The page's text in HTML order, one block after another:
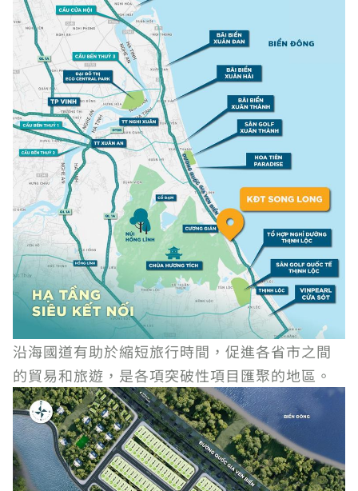
沿海國道有助於縮短旅行時間，促進各省市之間
的貿易和旅遊，是各項突破性項目匯聚的地區。